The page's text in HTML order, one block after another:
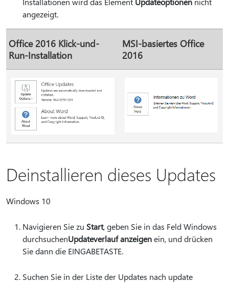
angezeigt.
Office 2016 Klick-und-
Run-Installation
MSI-basiertes Office
2016
Deinstallieren dieses Updates
Windows 10
Navigieren Sie zu Start, geben Sie in das Feld Windows
durchsuchenUpdateverlauf anzeigenein, und drücken
Sie dann die EINGABETASTE.
Suchen Sie in der Liste der Updates nach update